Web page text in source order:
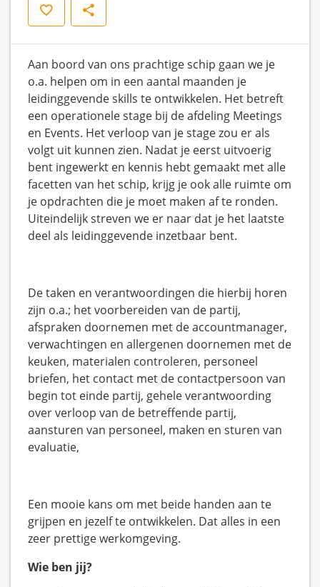
Opslaan Delen
Aan boord van ons prachtige schip gaan we je
o.a. helpen om in een aantal maanden je
leidinggevende skills te ontwikkelen. Het betreft
een operationele stage bij de afdeling Meetings
en Events. Het verloop van je stage zou er als
volgt uit kunnen zien. Nadat je eerst uitvoerig
bent ingewerkt en kennis hebt gemaakt met alle
facetten van het schip, krijg je ook alle ruimte om
je opdrachten die je moet maken af te ronden.
Uiteindelijk streven we er naar dat je het laatste
deel als leidinggevende inzetbaar bent.
De taken en verantwoordingen die hierbij horen
zijn o.a.; het voorbereiden van de partij,
afspraken doornemen met de accountmanager,
verwachtingen en allergenen doornemen met de
keuken, materialen controleren, personeel
briefen, het contact met de contactpersoon van
begin tot einde partij, gehele verantwoording
over verloop van de betreffende partij,
aansturen van personeel, maken en sturen van
evaluatie,
Een mooie kans om met beide handen aan te
grijpen en jezelf te ontwikkelen. Dat alles in een
zeer prettige werkomgeving.
Wie ben jij?